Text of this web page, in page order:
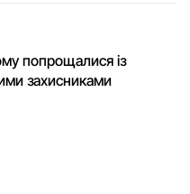
попрощалися із
захисниками